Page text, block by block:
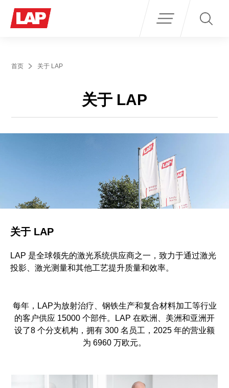
首页 关于 LAP
关于 LAP
关于 LAP
LAP 是全球领先的激光系统供应商之一，致力于通过激光
投影、激光测量和其他工艺提升质量和效率。
每年，LAP为放射治疗、钢铁生产和复合材料加工等行业
的客户供应 15000 个部件。LAP 在欧洲、美洲和亚洲开
设了8 个分支机构，拥有 300 名员工，2025 年的营业额
为 6960 万欧元。